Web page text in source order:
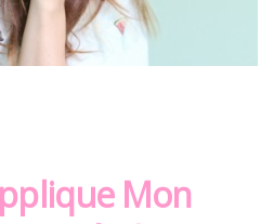
Mon